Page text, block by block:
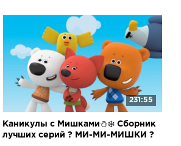
231:55
Каникулы с Мишками⛄❄️ Сборник
лучших серий ? МИ-МИ-МИШКИ ?